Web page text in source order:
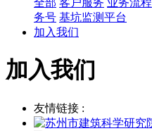
全部 客户服务 业务流程
务号 基坑监测平台
加入我们
加入我们
友情链接 :